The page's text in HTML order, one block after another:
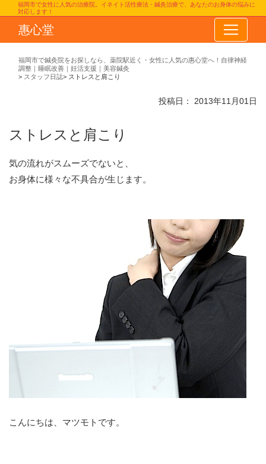
福岡市で女性に人気の治療院。イネイト活性療法・鍼灸治療で、あなたのお身体の悩みに
対応します！
惠心堂
福岡市で鍼灸院をお探しなら、薬院駅近く・女性に人気の惠心堂へ！自律神経
調整｜睡眠改善｜妊活支援｜美容鍼灸
スタッフ日誌
ストレスと肩こり
投稿日： 2013年11月01日
ストレスと肩こり
気の流れがスムーズでないと、
お身体に様々な不具合が生じます。
こんにちは、マツモトです。